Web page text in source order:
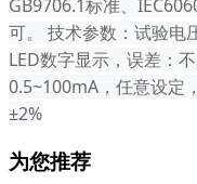
GB9706.1标准、
可。 技术参数：试验电
LED数字显示，误差：
0.5~100mA，任意设定
±2%
为您推荐